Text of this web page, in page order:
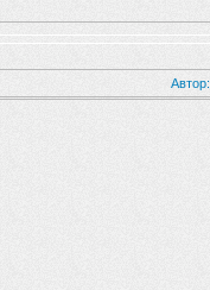
Автор: